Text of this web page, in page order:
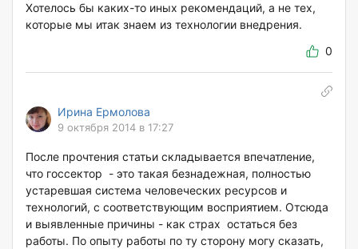
Хотелось бы каких-то иных рекомендаций, а не тех,
которые мы итак знаем из технологии внедрения.
0
Ирина Ермолова
9 октября 2014 в 17:27
После прочтения статьи складывается впечатление,
что госсектор - это такая безнадежная, полностью
устаревшая система человеческих ресурсов и
технологий, с соответствующим восприятием. Отсюда
и выявленные причины - как страх остаться без
работы. По опыту работы по ту сторону могу сказать,